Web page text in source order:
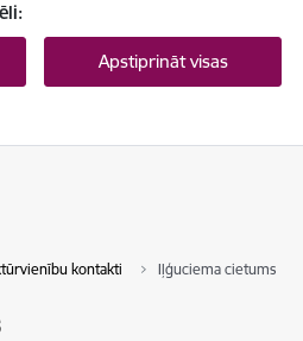
Apstiprināt visas
kontakti Iļģuciema cietums